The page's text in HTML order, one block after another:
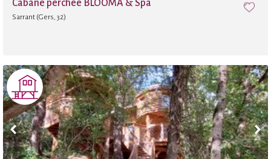
Cabane perchée BLOOMA & Spa
Sarrant (Gers, 32)